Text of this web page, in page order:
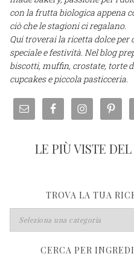
con la frutta biologica appena
ciò che le stagioni ci regalano.
Qui troverai la ricetta dolce per
speciale e festività. Nel blog
biscotti, muffin, crostate, torte
cupcakes e piccola pasticceria.
LE PIÙ VISTE
TROVA LA TUA
CERCA PER